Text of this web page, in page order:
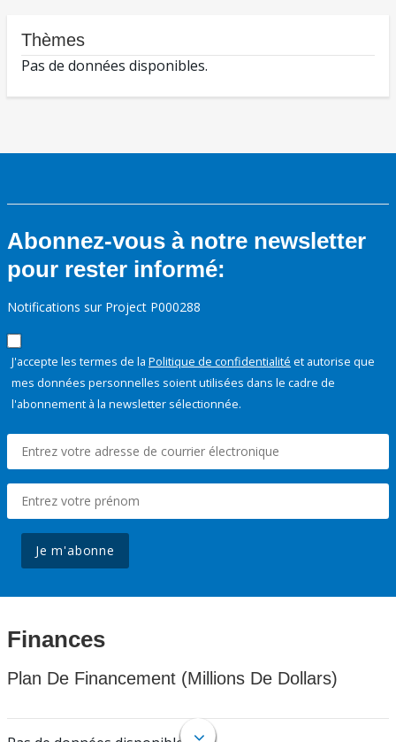
Thèmes
Pas de données disponibles.
Abonnez-vous à notre newsletter
pour rester informé:
Notifications sur Project P000288
J'accepte les termes de la Politique de confidentialité et autorise que
mes données personnelles soient utilisées dans le cadre de
l'abonnement à la newsletter sélectionnée.
Je m'abonne
Finances
Plan De Financement (Millions De Dollars)